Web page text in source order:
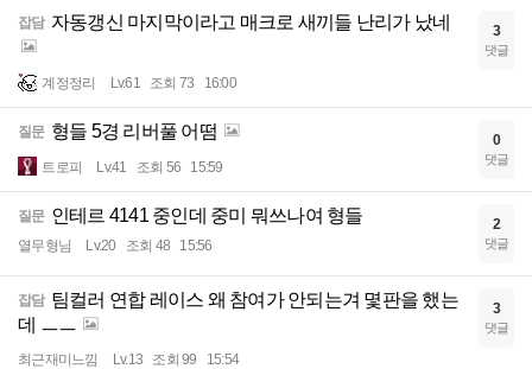
잡담 자동갱신 마지막이라고 매크로 새끼들 난리가 났네
계정정리 Lv.61 조회 73 16:00
3
댓글
질문 형들 5경 리버풀 어떰
트로피 Lv.41 조회 56 15:59
0
댓글
질문 인테르 4141 중인데 중미 뭐쓰나여 형들
열무형님 Lv.20 조회 48 15:56
2
댓글
잡담 팀컬러 연합 레이스 왜 참여가 안되는겨 몇판을 했는
데 ㅡㅡ
최근재미느낌 Lv.13 조회 99 15:54
3
댓글